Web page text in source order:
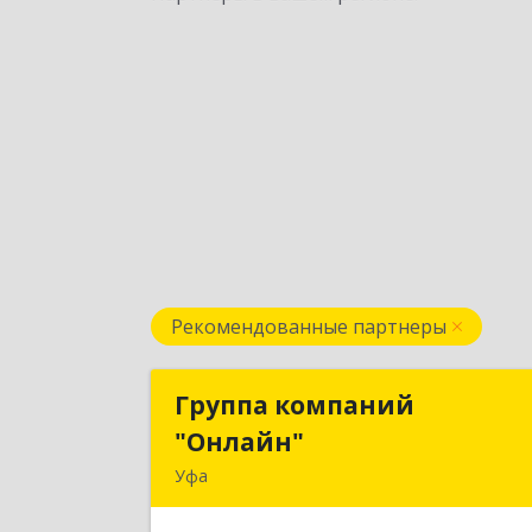
Рекомендованные партнеры
Группа компаний
"Онлайн"
Уфа
Группа компаний